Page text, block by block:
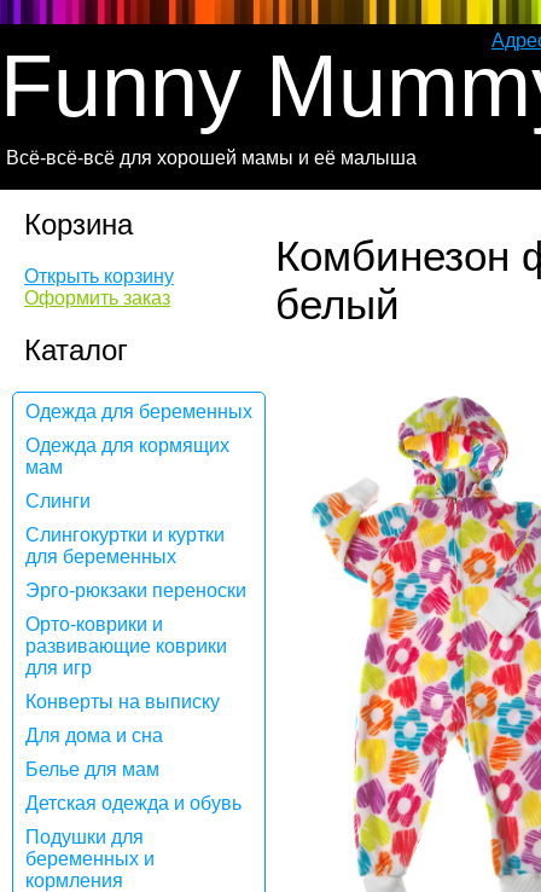
Funny
Всё-всё-всё для хорошей мамы и её малыша
Корзина
Открыть корзину
Оформить заказ
Каталог
Одежда для беременных
Одежда для кормящих
мам
Слинги
Слингокуртки и куртки
для беременных
Эрго-рюкзаки переноски
Орто-коврики и
развивающие коврики
для игр
Конверты на выписку
Для дома и сна
Белье для мам
Детская одежда и обувь
Подушки для
беременных и
кормления
Комбинезон
белый